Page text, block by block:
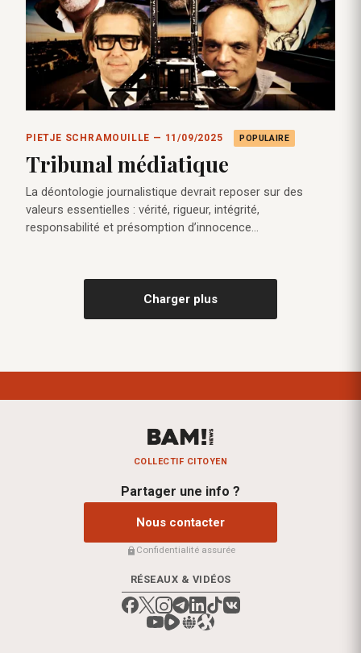
PIETJE SCHRAMOUILLE — 11/09/2025 POPULAIRE
Tribunal médiatique
La déontologie journalistique devrait reposer sur des
valeurs essentielles : vérité, rigueur, intégrité,
responsabilité et présomption d’innocence…
Charger plus
COLLECTIF CITOYEN
Partager une info ?
Nous contacter
Confidentialité assurée
RÉSEAUX & VIDÉOS